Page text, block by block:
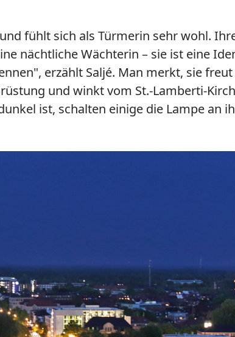
fühlt sich als Türmerin sehr wohl.
nächtliche Wächterin – sie ist eine
erzählt Saljé. Man merkt, sie
und winkt vom St.-Lamberti-
ist, schalten einige die Lampe an